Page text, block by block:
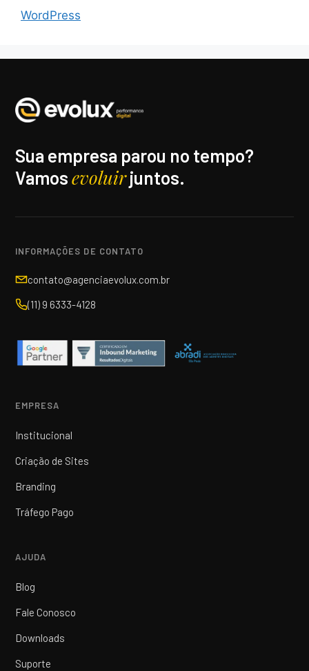
WordPress
Sua empresa parou no tempo?
Vamosevoluirjuntos.
INFORMAÇÕES DE CONTATO
contato@agenciaevolux.com.br
(11) 9 6333-4128
EMPRESA
Institucional
Criação de Sites
Branding
Tráfego Pago
AJUDA
Blog
Fale Conosco
Downloads
Suporte